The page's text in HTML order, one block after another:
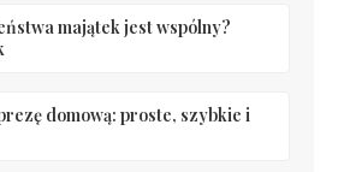
majątek jest wspólny?
domową: proste, szybkie i